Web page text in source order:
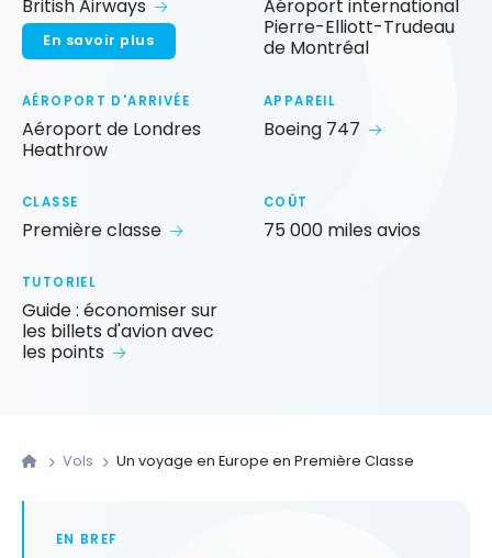
British Airways
En savoir plus
Aéroport international
Pierre-Elliott-Trudeau
de Montréal
AÉROPORT D'ARRIVÉE
Aéroport de Londres
Heathrow
APPAREIL
Boeing 747
CLASSE
Première classe
COÛT
75 000 miles avios
TUTORIEL
Guide : économiser sur
les billets d'avion avec
les points
Vols Un voyage en Europe en Première Classe
EN BREF